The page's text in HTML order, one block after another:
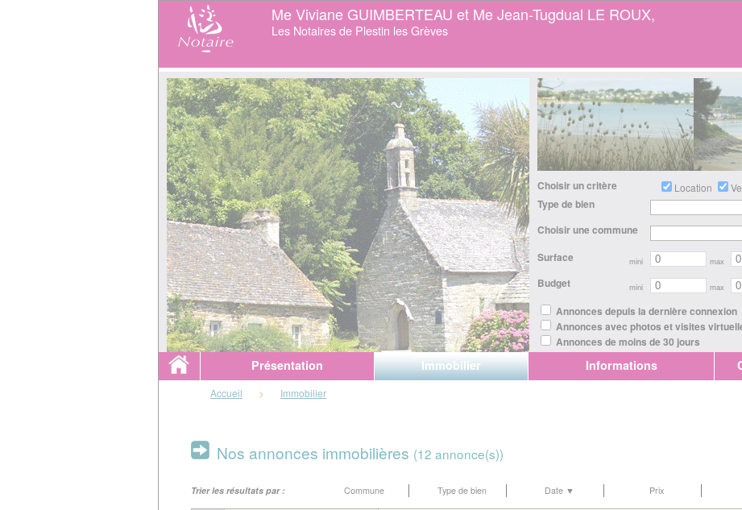
Me Viviane GUIMBERTEAU et Me Jean-Tugdual LE ROUX,
Les Notaires de Plestin les Grèves
Choisir un critère Location
Type de bien
Choisir une commune
Surface mini max
Budget mini max
Annonces depuis la dernière connexion
Annonces avec photos et visites
Annonces de moins de 30 jours
Présentation Immobilier Informations
Accueil > Immobilier
Nos annonces immobilières (12 annonce(s))
Trier les résultats par : Commune Type de bien Date ▼ Prix